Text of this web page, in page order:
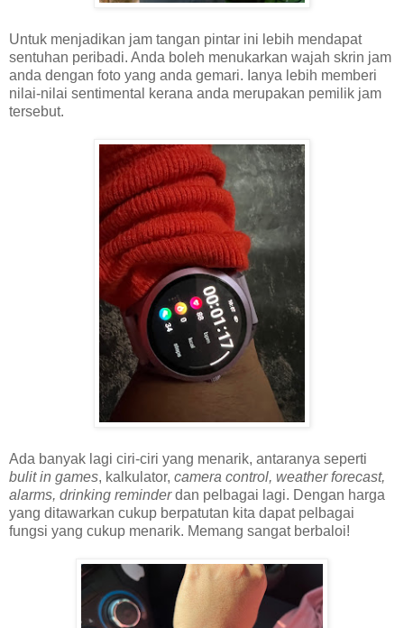
Untuk menjadikan jam tangan pintar ini lebih mendapat
sentuhan peribadi. Anda boleh menukarkan wajah skrin jam
anda dengan foto yang anda gemari. Ianya lebih memberi
nilai-nilai sentimental kerana anda merupakan pemilik jam
tersebut.
Ada banyak lagi ciri-ciri yang menarik, antaranya seperti
bulit in games, kalkulator, camera control, weather forecast,
alarms, drinking reminderdan pelbagai lagi. Dengan harga
yang ditawarkan cukup berpatutan kita dapat pelbagai
fungsi yang cukup menarik. Memang sangat berbaloi!